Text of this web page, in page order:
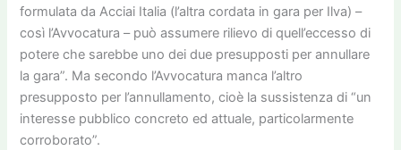
formulata da Acciai Italia (l’altra cordata in gara per Ilva) –
così l’Avvocatura – può assumere rilievo di quell’eccesso di
potere che sarebbe uno dei due presupposti per annullare
la gara”. Ma secondo l’Avvocatura manca l’altro
presupposto per l’annullamento, cioè la sussistenza di “un
interesse pubblico concreto ed attuale, particolarmente
corroborato”.